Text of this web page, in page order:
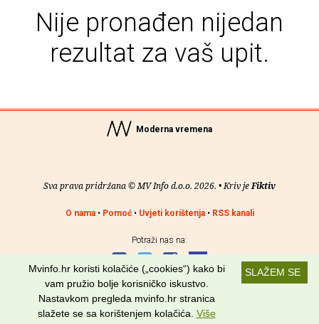
Nije pronađen nijedan
rezultat za vaš upit.
Moderna vremena
Sva prava pridržana © MV Info d.o.o. 2026. • Kriv jeFiktiv
O nama• Pomoć• Uvjeti korištenja• RSS kanali
Potraži nas na:
SLAŽEM SE
Mvinfo.hr koristi kolačiće („cookies“) kako bi
vam pružio bolje korisničko iskustvo.
Nastavkom pregleda mvinfo.hr stranica
slažete se sa korištenjem kolačića. Više